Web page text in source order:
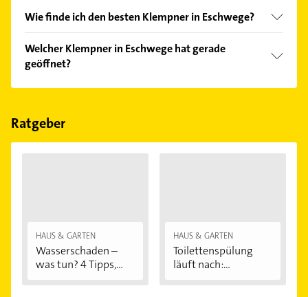
Wie finde ich den besten Klempner in Eschwege?
Kundenmeinungen und profitieren Sie von den
Empfehlungen. Die Suchergebnisse können Sie sich
einfach nachBewertungensortiert anzeigen lassen.
Welcher Klempner in Eschwege hat gerade
geöffnet?
Im Anbieter-Bereich finden Sie alleÖffnungszeiten.
Feiertagen abweichen können.
Ratgeber
HAUS & GARTEN
Wasserschaden –
was tun? 4 Tipps,...
HAUS & GARTEN
Toilettenspülung
läuft nach:...